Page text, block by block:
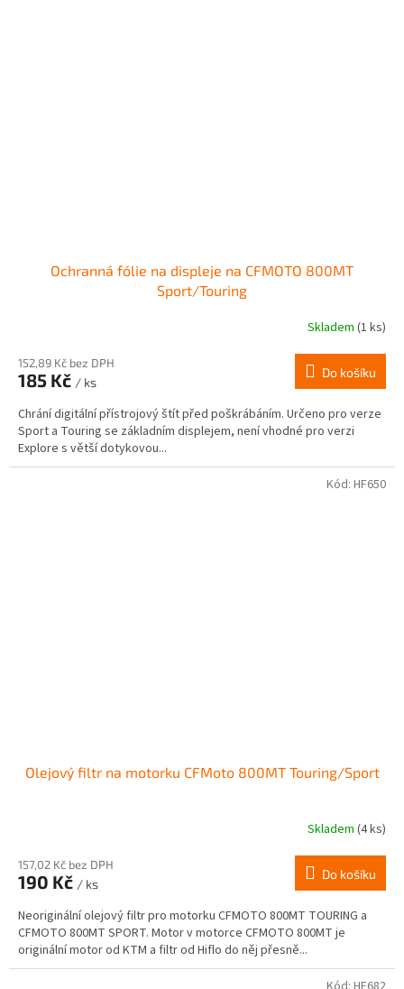
Ochranná fólie na displeje na CFMOTO 800MT
Sport/Touring
Skladem (1 ks)
152,89 Kč bez DPH
185 Kč / ks
Do košíku
Chrání digitální přístrojový štít před poškrábáním. Určeno pro verze
Sport a Touring se základním displejem, není vhodné pro verzi
Explore s větší dotykovou...
Olejový filtr na motorku CFMoto 800MT Touring/Sport
Skladem (4 ks)
157,02 Kč bez DPH
190 Kč / ks
Do košíku
Neoriginální olejový filtr pro motorku CFMOTO 800MT TOURING a
CFMOTO 800MT SPORT. Motor v motorce CFMOTO 800MT je
originální motor od KTM a filtr od Hiflo do něj přesně...
Kód: HF650